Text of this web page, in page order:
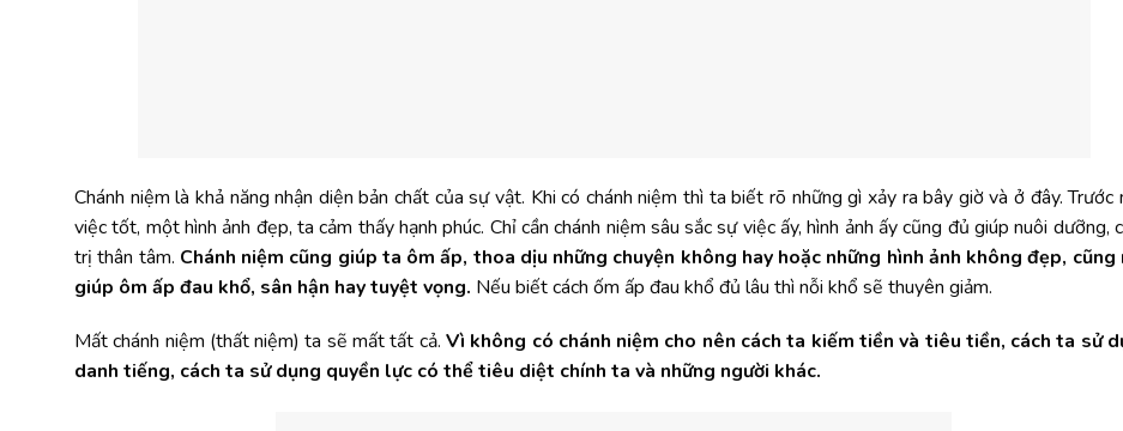
Chánh niệm là khả năng nhận diện bản chất của sự vật. Khi có chánh niệm thì ta biết rõ những gì xảy ra bây giờ và ở đây. Trước
việc tốt, một hình ảnh đẹp, ta cảm thấy hạnh phúc. Chỉ cần chánh niệm sâu sắc sự việc ấy, hình ảnh ấy cũng đủ giúp nuôi dưỡng,
trị thân tâm. Chánh niệm cũng giúp ta ôm ấp, thoa dịu những chuyện không hay hoặc những hình ảnh không đẹp, cũng
giúp ôm ấp đau khổ, sân hận hay tuyệt vọng. Nếu biết cách ốm ấp đau khổ đủ lâu thì nỗi khổ sẽ thuyên giảm.
Mất chánh niệm (thất niệm) ta sẽ mất tất cả. Vì không có chánh niệm cho nên cách ta kiếm tiền và tiêu tiền, cách ta sử
danh tiếng, cách ta sử dụng quyền lực có thể tiêu diệt chính ta và những người khác.